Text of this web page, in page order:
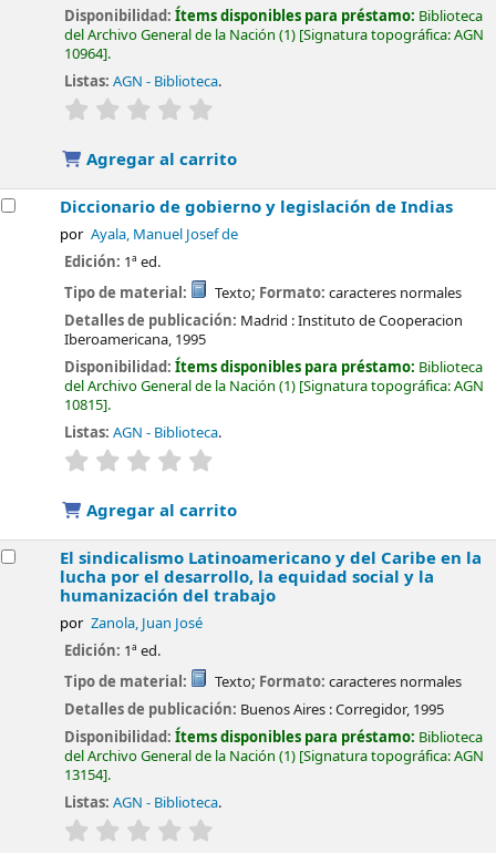
Disponibilidad:Ítems disponibles para préstamo: Biblioteca
del Archivo General de la Nación (1) Signatura topográfica:AGN
10964 .
Listas: AGN - Biblioteca.
valoración
Agregar al carrito
Diccionario de gobierno y legislación de Indias
por Ayala, Manuel Josef de
Edición: 1ª ed.
Tipo de material:
Texto; Formato: caracteres normales
Detalles de publicación: Madrid :Instituto de Cooperacion
Iberoamericana, 1995
Disponibilidad:Ítems disponibles para préstamo: Biblioteca
del Archivo General de la Nación (1) Signatura topográfica:AGN
10815 .
Listas: AGN - Biblioteca.
valoración
Agregar al carrito
El sindicalismo Latinoamericano y del Caribe en la
lucha por el desarrollo, la equidad social y la
humanización del trabajo
por Zanola, Juan José
Edición: 1ª ed.
Tipo de material:
Texto; Formato: caracteres normales
Detalles de publicación: Buenos Aires :Corregidor, 1995
Disponibilidad:Ítems disponibles para préstamo: Biblioteca
del Archivo General de la Nación (1) Signatura topográfica:AGN
13154 .
Listas: AGN - Biblioteca.
valoración